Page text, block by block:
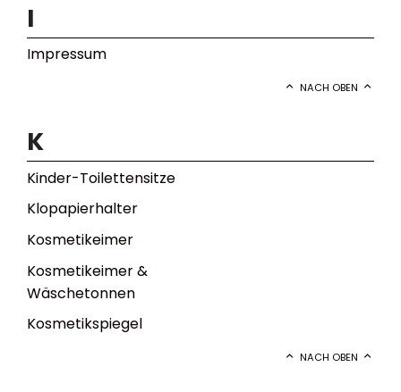
I
Impressum
NACH OBEN
K
Kinder-Toilettensitze
Klopapierhalter
Kosmetikeimer
Kosmetikeimer &
Wäschetonnen
Kosmetikspiegel
NACH OBEN